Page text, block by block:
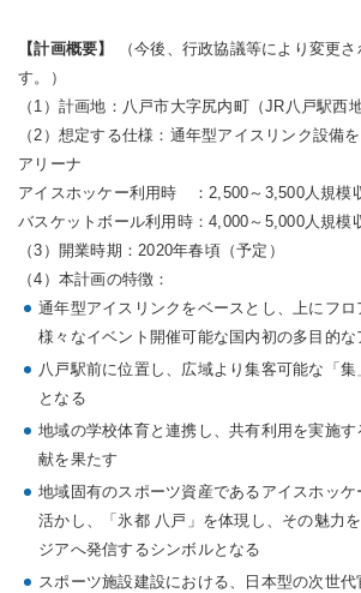
【計画概要】
（今後、行政協議等により変更
す。）
（1）計画地：八戸市大字尻内町（JR八戸駅西
（2）想定する仕様：通年型アイスリンク設備
アリーナ
アイスホッケー利用時 ：2,500～3,500人規模
バスケットボール利用時：4,000～5,000人規模
（3）開業時期：2020年春頃（予定）
（4）本計画の特徴：
通年型アイスリンクをベースとし、上にフ
様々なイベント開催可能な国内初の多目的な
八戸駅前に位置し、広域より集客可能な「
となる
地域の学校体育と連携し、共有利用を実施
献を果たす
地域固有のスポーツ資産であるアイスホッ
活かし、「氷都 八戸」を体現し、その魅力
ジアへ発信するシンボルとなる
スポーツ施設建設における、日本型の次世